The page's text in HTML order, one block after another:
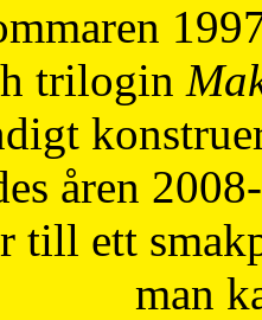
trilogin
åren
till ett
man